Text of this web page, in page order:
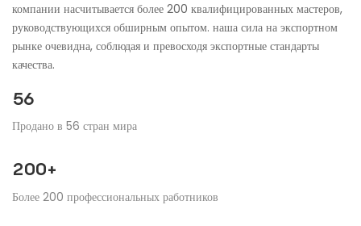
компании насчитывается более 200 квалифицированных мастеров,
руководствующихся обширным опытом. наша сила на экспортном
рынке очевидна, соблюдая и превосходя экспортные стандарты
качества.
56
Продано в 56 стран мира
200+
Более 200 профессиональных работников